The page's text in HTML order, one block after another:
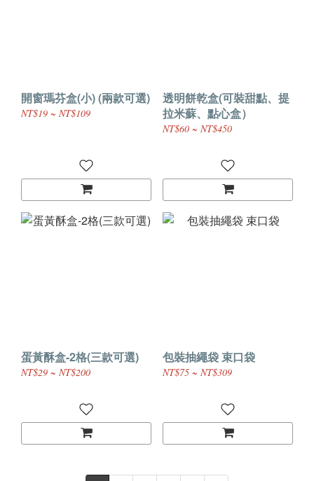
開窗瑪芬盒(小) (兩款可選)
NT$19 ~ NT$109
透明餅乾盒(可裝甜點、提
拉米蘇、點心盒）
NT$60 ~ NT$450
蛋黃酥盒-2格(三款可選)
NT$29 ~ NT$200
包裝抽繩袋 束口袋
NT$75 ~ NT$309